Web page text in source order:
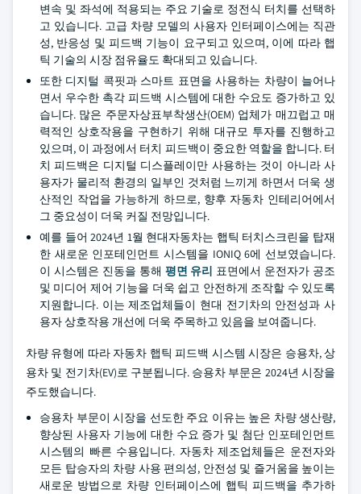
변속 및 좌석에 적용되는 주요 기술로 정전식 터치를 선택하
고 있습니다. 고급 차량 모델의 사용자 인터페이스에는 직관
성, 반응성 및 피드백 기능이 요구되고 있으며, 이에 따라 햅
틱 기술의 시장 점유율도 확대되고 있습니다.
또한 디지털 콕핏과 스마트 표면을 사용하는 차량이 늘어나
면서 우수한 촉각 피드백 시스템에 대한 수요도 증가하고 있
습니다. 많은 주문자상표부착생산(OEM) 업체가 매끄럽고 매
력적인 상호작용을 구현하기 위해 대규모 투자를 진행하고
있으며, 이 과정에서 터치 피드백이 중요한 역할을 합니다. 터
치 피드백은 디지털 디스플레이만 사용하는 것이 아니라 사
용자가 물리적 환경의 일부인 것처럼 느끼게 하면서 더욱 생
산적인 작업을 가능하게 하므로, 향후 자동차 인테리어에서
그 중요성이 더욱 커질 전망입니다.
예를 들어 2024년 1월 현대자동차는 햅틱 터치스크린을 탑재
한 새로운 인포테인먼트 시스템을 IONIQ 6에 선보였습니다.
이 시스템은 진동을 통해 평면 유리 표면에서 운전자가 공조
및 미디어 제어 기능을 더욱 쉽고 안전하게 조작할 수 있도록
지원합니다. 이는 제조업체들이 현대 전기차의 안전성과 사
용자 상호작용 개선에 더욱 주목하고 있음을 보여줍니다.
차량 유형에 따라 자동차 햅틱 피드백 시스템 시장은 승용차, 상
용차 및 전기차(EV)로 구분됩니다. 승용차 부문은 2024년 시장을
주도했습니다.
승용차 부문이 시장을 선도한 주요 이유는 높은 차량 생산량,
향상된 사용자 기능에 대한 수요 증가 및 첨단 인포테인먼트
시스템의 빠른 수용입니다. 자동차 제조업체들은 운전자와
모든 탑승자의 차량 사용 편의성, 안전성 및 즐거움을 높이는
새로운 방법으로 차량 인터페이스에 햅틱 피드백을 추가하